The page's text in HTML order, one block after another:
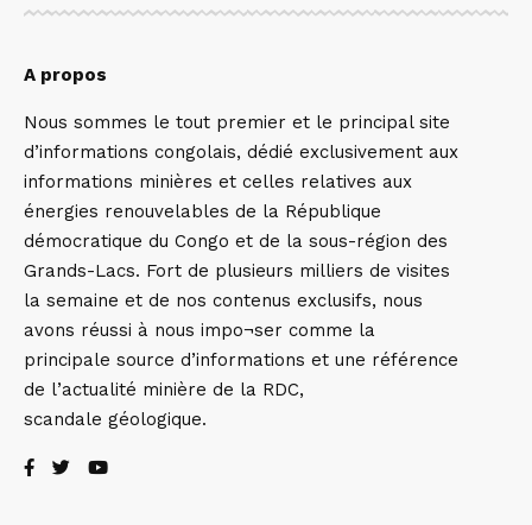
A propos
Nous sommes le tout premier et le principal site
d’informations congolais, dédié exclusivement aux
informations minières et celles relatives aux
énergies renouvelables de la République
démocratique du Congo et de la sous-région des
Grands-Lacs. Fort de plusieurs milliers de visites
la semaine et de nos contenus exclusifs, nous
avons réussi à nous impo¬ser comme la
principale source d’informations et une référence
de l’actualité minière de la RDC,
scandale géologique.